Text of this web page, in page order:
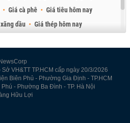
Giá cà phê
Giá tiêu hôm nay
dầu
Giá thép hôm nay
VH&TT TP.HCM cấp ngày 20/3/2026
Biên Phủ - Phường Gia Định - TP.HCM
Phú - Phường Ba Đình - TP. Hà Nội
Hữu Lợi